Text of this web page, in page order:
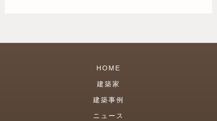
HOME
建築家
建築事例
ニュース